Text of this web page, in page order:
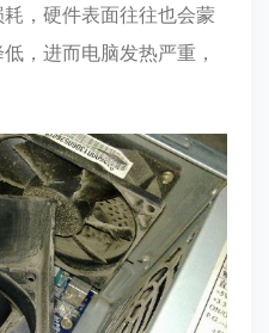
，硬件表面往往也会蒙
，进而电脑发热严重，